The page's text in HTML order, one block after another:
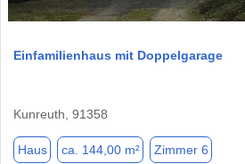
Einfamilienhaus mit Doppelgarage
Kunreuth, 91358
Haus ca. 144,00 m² Zimmer 6